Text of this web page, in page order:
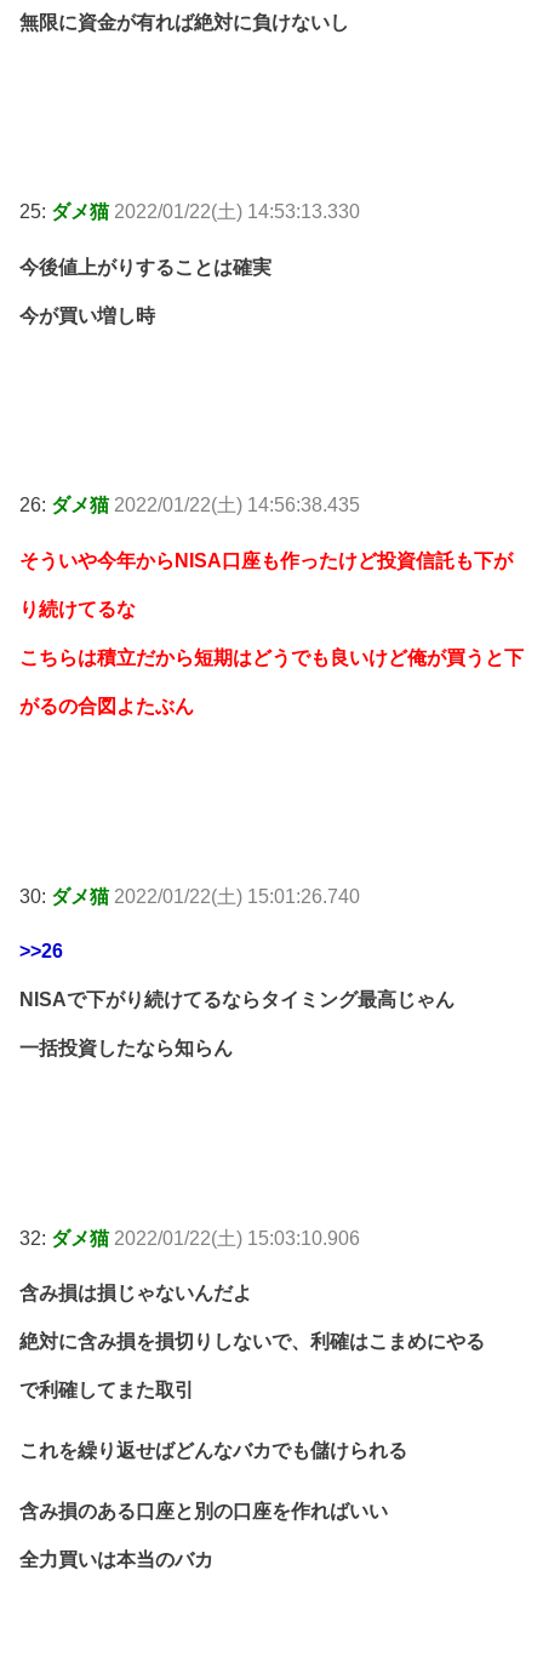
無限に資金が有れば絶対に負けないし
25: ダメ猫 2022/01/22(土) 14:53:13.330
今後値上がりすることは確実
今が買い増し時
26: ダメ猫 2022/01/22(土) 14:56:38.435
そういや今年からNISA口座も作ったけど投資信託も下が
り続けてるな
こちらは積立だから短期はどうでも良いけど俺が買うと下
がるの合図よたぶん
30: ダメ猫 2022/01/22(土) 15:01:26.740
>>26
NISAで下がり続けてるならタイミング最高じゃん
一括投資したなら知らん
32: ダメ猫 2022/01/22(土) 15:03:10.906
含み損は損じゃないんだよ
絶対に含み損を損切りしないで、利確はこまめにやる
で利確してまた取引
これを繰り返せばどんなバカでも儲けられる
含み損のある口座と別の口座を作ればいい
全力買いは本当のバカ